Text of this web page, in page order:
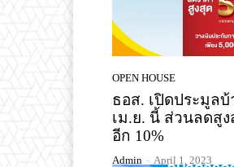
OPEN HOUSE
ธอส. เปิดประมูล
เม.ย. นี้ ส่วนลดสูง
อีก 10%
Admin - April 1, 2023